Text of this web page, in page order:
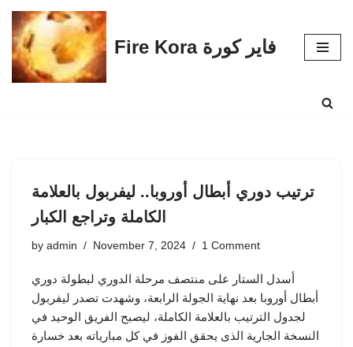
Skip
to
content
Fire Kora فاير كورة
ترتيب دوري أبطال أوروبا.. ليفربول بالعلامة
الكاملة وتراجع الكبار
by admin November 7, 2024 1 Comment
أسدل الستار على منتصف مرحلة الدوري لبطولة دوري
أبطال أوروبا بعد نهاية الجولة الرابعة، وشهدت تصدر ليفربول
لجدول الترتيب بالعلامة الكاملة، ليصبح الفريق الوحيد في
النسخة الجارية الذى يحقق الفوز في كل مبارياته بعد خسارة